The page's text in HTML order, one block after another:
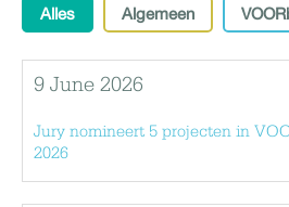
Alles Algemeen
9 June 2026
Jury nomineert 5 projecten in
2026